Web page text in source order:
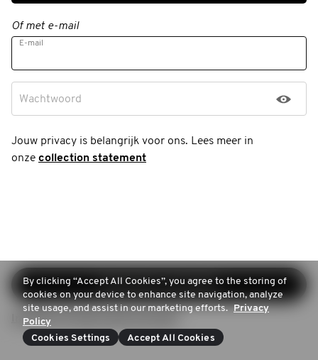
Of met e-mail
E-mail
Wachtwoord
Jouw privacy is belangrijk voor ons. Lees meer in
onze collection statement
Registratie voortzetten
Inloggen (Ik heb al een account)
By clicking “Accept All Cookies”, you agree to the storing of
cookies on your device to enhance site navigation, analyze
site usage, and assist in our marketing efforts. Privacy
Policy
Cookies Settings
Accept All Cookies